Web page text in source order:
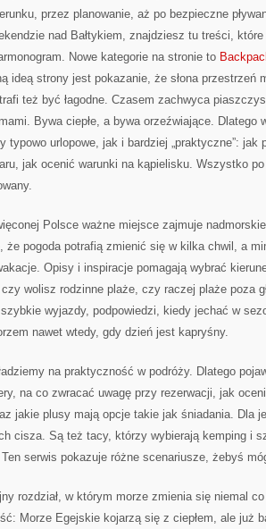
przez planowanie, aż po bezpieczne
nad Bałtykiem, znajdziesz tu treści,
Nowe kategorie na stronie to
ideą strony jest pokazanie, że słona przestrzeń
też być łagodne. Czasem zachwyca
Bywa ciepłe, a bywa orzeźwiające. Dlatego
typowo urlopowe, jak i bardziej „praktyczne”: jak
jak ocenić warunki na kąpielisku. Wszystko
Polsce ważne miejsce zajmuje
że pogoda potrafią zmienić się w kilka chwil, a
Opisy i inspiracje pomagają wybrać
wolisz rodzinne plaże, czy raczej plaże poza
wyjazdy, podpowiedzi, kiedy jechać w
nawet wtedy, gdy dzień jest kapryśny.
na praktyczność w podróży. Dlatego
na co zwracać uwagę przy rezerwacji, jak
jakie plusy mają opcje takie jak śniadania. Dla
cisza. Są też tacy, którzy wybierają kemping i
serwis pokazuje różne scenariusze, żebyś
rozdział, w którym morze zmienia się niemal
Morze Egejskie kojarzą się z ciepłem, ale już